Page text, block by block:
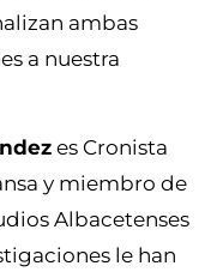
ambas
a nuestra
es Cronista
y miembro de
Albacetenses
le han